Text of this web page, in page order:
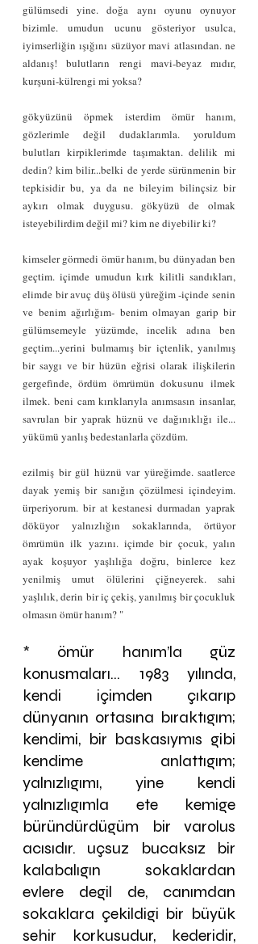
gülümsedi yine. doğa aynı oyunu oynuyor
bizimle. umudun ucunu gösteriyor usulca,
iyimserliğin ışığını süzüyor mavi atlasından. ne
aldanış! bulutların rengi mavi-beyaz mıdır,
kurşuni-külrengi mi yoksa?
gökyüzünü öpmek isterdim ömür hanım,
gözlerimle değil dudaklarımla. yoruldum
bulutları kirpiklerimde taşımaktan. delilik mi
dedin? kim bilir...belki de yerde sürünmenin bir
tepkisidir bu, ya da ne bileyim bilinçsiz bir
aykırı olmak duygusu. gökyüzü de olmak
isteyebilirdim değil mi? kim ne diyebilir ki?
kimseler görmedi ömür hanım, bu dünyadan ben
geçtim. içimde umudun kırk kilitli sandıkları,
elimde bir avuç düş ölüsü yüreğim -içinde senin
ve benim ağırlığım- benim olmayan garip bir
gülümsemeyle yüzümde, incelik adına ben
geçtim...yerini bulmamış bir içtenlik, yanılmış
bir saygı ve bir hüzün eğrisi olarak ilişkilerin
gergefinde, ördüm ömrümün dokusunu ilmek
ilmek. beni cam kırıklarıyla anımsasın insanlar,
savrulan bir yaprak hüznü ve dağınıklığı ile...
yükümü yanlış bedestanlarla çözdüm.
ezilmiş bir gül hüznü var yüreğimde. saatlerce
dayak yemiş bir sanığın çözülmesi içindeyim.
ürperiyorum. bir at kestanesi durmadan yaprak
döküyor yalnızlığın sokaklarında, örtüyor
ömrümün ilk yazını. içimde bir çocuk, yalın
ayak koşuyor yaşlılığa doğru, binlerce kez
yenilmiş umut ölülerini çiğneyerek. sahi
yaşlılık, derin bir iç çekiş, yanılmış bir çocukluk
olmasın ömür hanım? "
* ömür hanım’la güz
konusmaları... 1983 yılında,
kendi içimden çıkarıp
dünyanın ortasına bıraktıgım;
kendimi, bir baskasıymıs gibi
kendime anlattıgım;
yalnızlıgımı, yine kendi
yalnızlıgımla ete kemige
büründürdügüm bir varolus
acısıdır. uçsuz bucaksız bir
kalabalıgın sokaklardan
evlere degil de, canımdan
sokaklara çekildigi bir büyük
sehir korkusudur, kederidir,